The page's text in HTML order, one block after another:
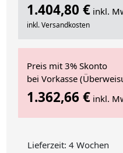
1.404,80 € inkl.
inkl. Versandkosten
Preis mit 3% Skonto
bei Vorkasse
1.362,66 € inkl.
Lieferzeit: 4 Wochen